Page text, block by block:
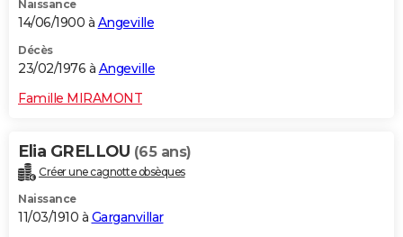
Naissance
14/06/1900 à Angeville
Décès
23/02/1976 à Angeville
Famille MIRAMONT
Elia GRELLOU (65 ans)
Créer une cagnotte obsèques
Naissance
11/03/1910 à Garganvillar